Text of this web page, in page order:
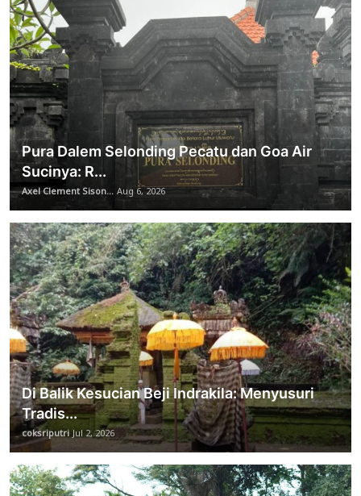
Pura Dalem Selonding Pecatu dan Goa Air
Sucinya: R...
Axel Clement Sison...Aug 6, 2026
Di Balik Kesucian Beji Indrakila: Menyusuri
Tradis...
coksriputriJul 2, 2026